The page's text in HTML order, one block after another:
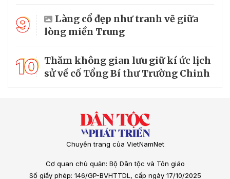
9
Làng cổ đẹp như tranh vẽ giữa
lòng miền Trung
10 Thăm không gian lưu giữ kí ức lịch
sử về cố Tổng Bí thư Trường Chinh
Chuyên trang của VietNamNet
Cơ quan chủ quản: Bộ Dân tộc và Tôn giáo
Số giấy phép: 146/GP-BVHTTDL, cấp ngày 17/10/2025